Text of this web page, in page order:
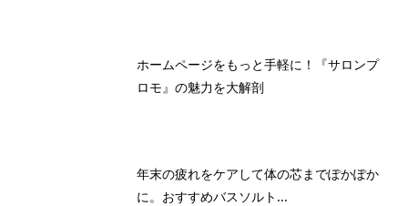
ホームページをもっと手軽に！『サロンプ
ロモ』の魅力を大解剖
年末の疲れをケアして体の芯までぽかぽか
に。おすすめバスソルト...